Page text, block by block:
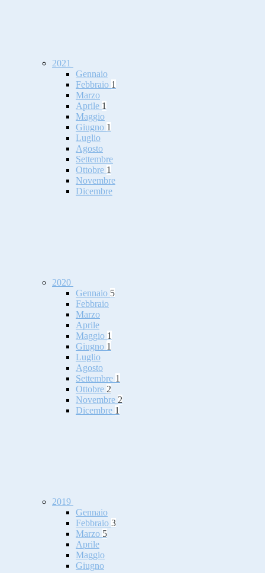
2021
Gennaio
Febbraio 1
Marzo
Aprile 1
Maggio
Giugno 1
Luglio
Agosto
Settembre
Ottobre 1
Novembre
Dicembre
2020
Gennaio 5
Febbraio
Marzo
Aprile
Maggio 1
Giugno 1
Luglio
Agosto
Settembre 1
Ottobre 2
Novembre 2
Dicembre 1
2019
Gennaio
Febbraio 3
Marzo 5
Aprile
Maggio
Giugno